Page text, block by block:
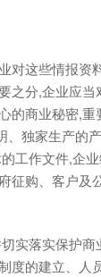
这些情报资
之分,企业应
的商业秘密,
独家生产的
工作文件,企
购、客户及
实落实保护商
度的建立、人